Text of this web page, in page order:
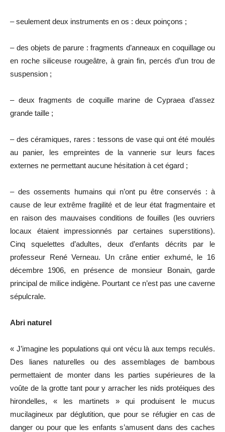
– seulement deux instruments en os : deux poinçons ;
– des objets de parure : fragments d’anneaux en coquillage ou
en roche siliceuse rougeâtre, à grain fin, percés d’un trou de
suspension ;
– deux fragments de coquille marine de Cypraea d’assez
grande taille ;
– des céramiques, rares : tessons de vase qui ont été moulés
au panier, les empreintes de la vannerie sur leurs faces
externes ne permettant aucune hésitation à cet égard ;
– des ossements humains qui n’ont pu être conservés : à
cause de leur extrême fragilité et de leur état fragmentaire et
en raison des mauvaises conditions de fouilles (les ouvriers
locaux étaient impressionnés par certaines superstitions).
Cinq squelettes d’adultes, deux d’enfants décrits par le
professeur René Verneau. Un crâne entier exhumé, le 16
décembre 1906, en présence de monsieur Bonain, garde
principal de milice indigène. Pourtant ce n’est pas une caverne
sépulcrale.
Abri naturel
« J’imagine les populations qui ont vécu là aux temps reculés.
Des lianes naturelles ou des assemblages de bambous
permettaient de monter dans les parties supérieures de la
voûte de la grotte tant pour y arracher les nids protéiques des
hirondelles, « les martinets » qui produisent le mucus
mucilagineux par déglutition, que pour se réfugier en cas de
danger ou pour que les enfants s’amusent dans des caches